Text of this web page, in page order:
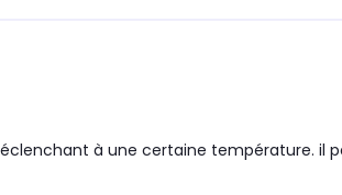
à une certaine température.